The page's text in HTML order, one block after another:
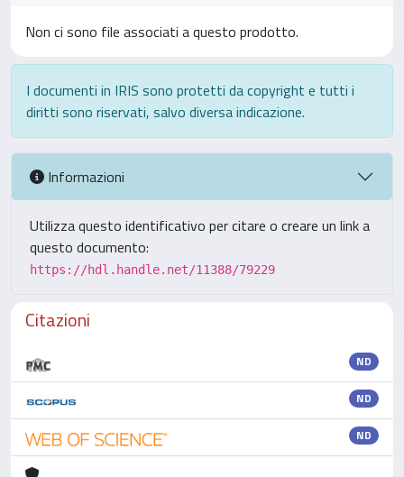
Non ci sono file associati a questo prodotto.
I documenti in IRIS sono protetti da copyright e tutti i
diritti sono riservati, salvo diversa indicazione.
Informazioni
Utilizza questo identificativo per citare o creare un link a
questo documento:
https://hdl.handle.net/11388/79229
Citazioni
ND
ND
ND